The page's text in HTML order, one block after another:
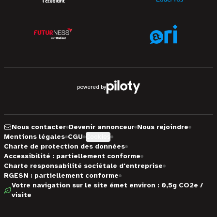
powered by
Nous contacter Devenir annonceur Nous rejoindre
Mentions légales CGU
Charte de protection des données
Accessibilité : partiellement conforme
Charte responsabilité sociétale d'entreprise
RGESN : partiellement conforme
Votre navigation sur le site émet environ : 0,5g CO2e /
visite